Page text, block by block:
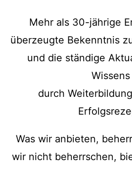
Mehr als 30-jährige
überzeugte Bekenntnis
und die ständige
Wissens
durch
Was wir anbieten,
wir nicht beherrschen,